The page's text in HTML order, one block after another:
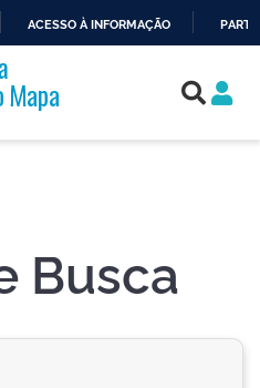
O
CONTEÚDO
ACESSO À INFORMAÇÃO
Busca